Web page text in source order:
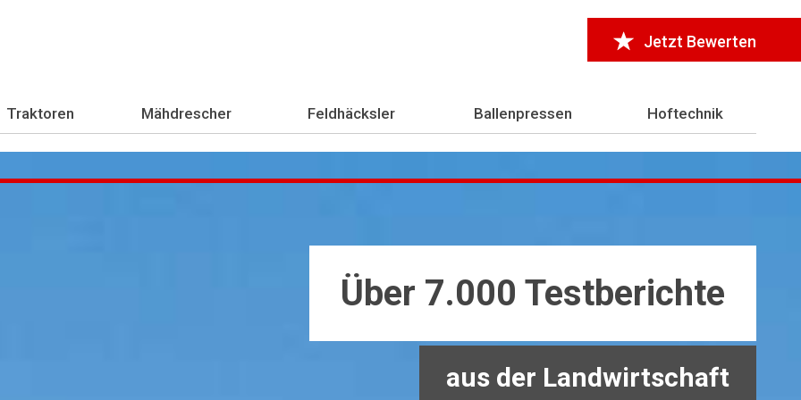
Jetzt Bewerten
Traktoren Mähdrescher Feldhäcksler Ballenpressen Hoftechnik
Über 7.000 Testberichte
aus der Landwirtschaft